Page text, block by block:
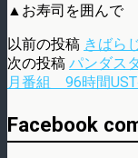
▲お寿司を囲んで
以前の投稿 きばら
次の投稿 パンダス
月番組 96時間
Facebook